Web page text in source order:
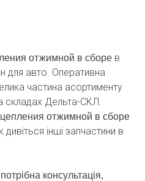
отжимной в сборе в
для авто. Оперативна
частина асортименту
складах Дельта-СКЛ.
отжимной в сборе
інші запчастини в
консультація,